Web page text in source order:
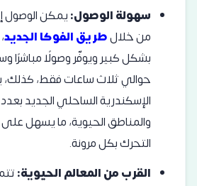
سهولة الوصول:يمكن الوصول
من خلالطريق الفوكا الجديد
بشكل كبير ويوفّر وصولًا مباشرًا
حوالي ثلاث ساعات فقط، كذلك،
الإسكندرية الساحلي الجديد
والمناطق الحيوية، ما يسهل على
التحرك بكل مرونة.
القرب من المعالم الحيوية: